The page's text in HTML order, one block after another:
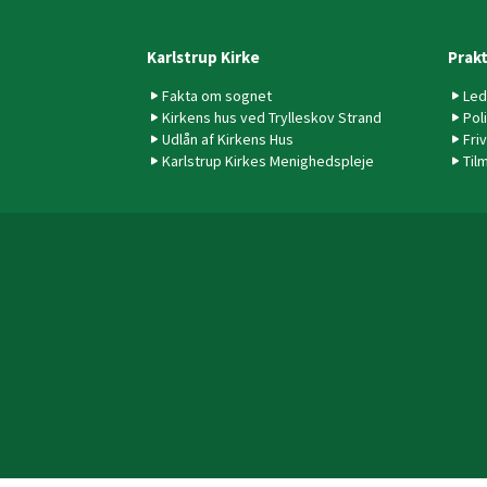
Karlstrup Kirke
Fakta om sognet
Kirkens hus ved Trylleskov Strand
Udlån af Kirkens Hus
Karlstrup Kirkes Menighedspleje